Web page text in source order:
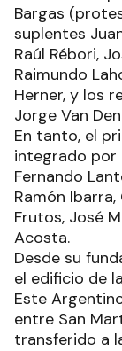
Bargas
suplentes
Raúl Rébori,
Raimundo
Herner, y los
Jorge Van
En tanto, el
integrado por
Fernando
Ramón
Frutos, José
Acosta.
Desde su
el edificio de
Este
entre San
transferido a